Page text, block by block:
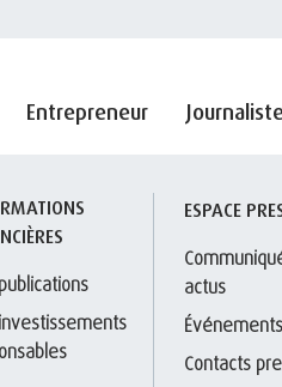
Entrepreneur
ESPACE
actus
Événements
Contacts